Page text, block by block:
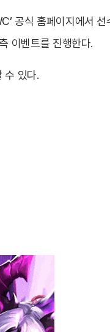
공식 홈페이지에서
이벤트를 진행한다.
수 있다.